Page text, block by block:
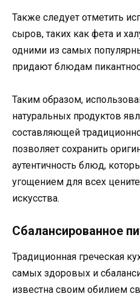
Также следует отметить
сыров, таких как фета и
одними из самых
придают блюдам
Таким образом,
натуральных продуктов
составляющей
позволяет сохранить
аутентичность блюд,
угощением для всех
искусства.
Сбалансированное
Традиционная греческая
самых здоровых и
известна своим обилием